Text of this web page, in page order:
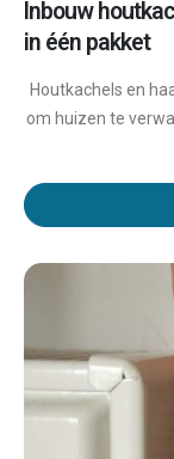
Inbouw
in één pakket
Houtkachels en
om huizen te